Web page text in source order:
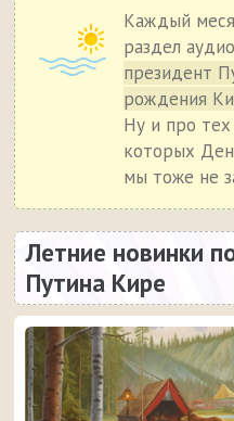
Каждый
раздел
президент
рождения
Ну и про
которых
мы тоже не
Летние новинки
Путина Кире